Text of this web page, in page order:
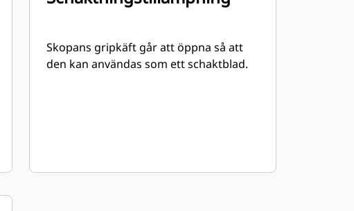
Skopans gripkäft går att öppna så att
den kan användas som ett schaktblad.